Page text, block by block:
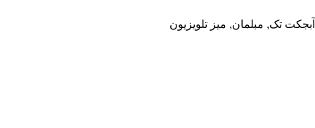
آبجکت تک, مبلمان, میز تلویزیون